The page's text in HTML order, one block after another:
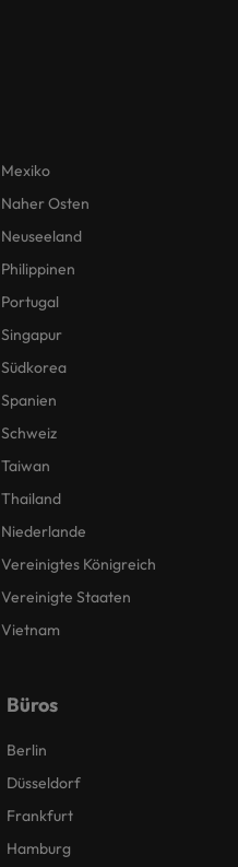
Mexiko
Naher Osten
Neuseeland
Philippinen
Portugal
Singapur
Südkorea
Spanien
Schweiz
Taiwan
Thailand
Niederlande
Vereinigtes Königreich
Vereinigte Staaten
Vietnam
Büros
Berlin
Düsseldorf
Frankfurt
Hamburg